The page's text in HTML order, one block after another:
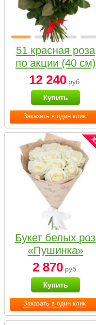
Заказать в один клик
51 красная роза
по акции (40 см)
12 240 руб.
Купить
Заказать в один клик
Букет белых роз
«Пушинка»
2 870 руб.
Купить